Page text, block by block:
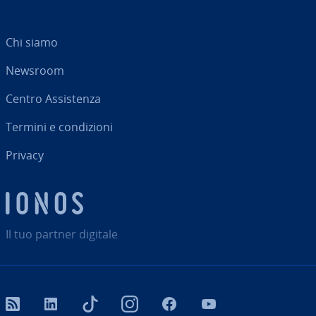
Il tuo partner digitale
Chi siamo
Newsroom
Centro As­si­sten­za
Termini e con­di­zio­ni
Privacy
RSS LinkedIn tiktok InstagramFacebook